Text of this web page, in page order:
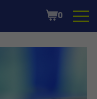
Shopping
Cart
0